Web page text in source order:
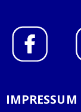
IMPRESSUM